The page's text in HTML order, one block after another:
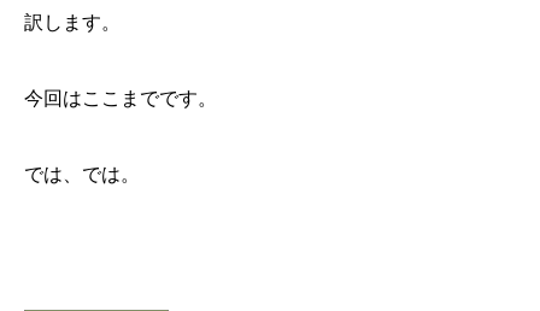
訳します。
今回はここまでです。
では、では。